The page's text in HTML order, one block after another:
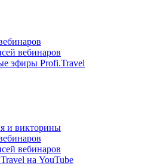
вебинаров
эфиры Profi.Travel
и викторины
вебинаров
на YouTube